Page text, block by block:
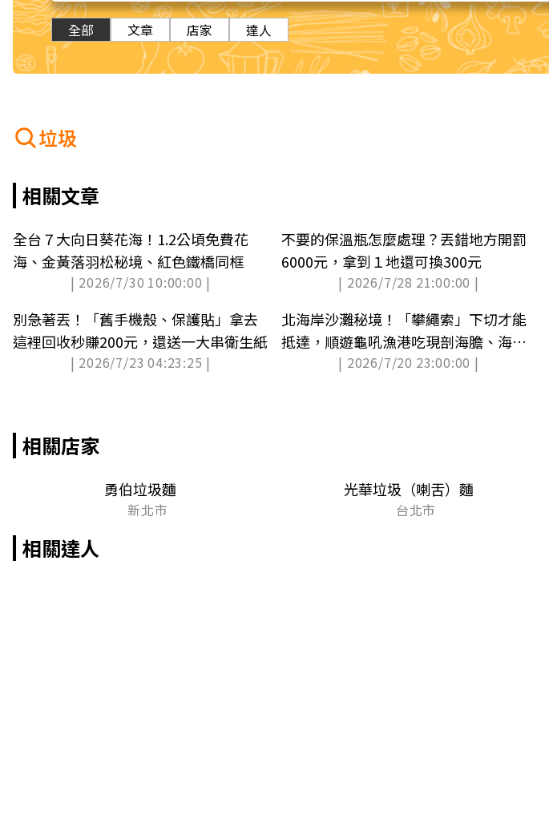
全部 文章 店家 達人
垃圾
相關文章
全台７大向日葵花海！1.2公頃免費花
海、金黃落羽松秘境、紅色鐵橋同框
| 2026/7/30 10:00:00 |
不要的保溫瓶怎麼處理？丟錯地方開罰
6000元，拿到１地還可換300元
| 2026/7/28 21:00:00 |
別急著丟！「舊手機殼、保護貼」拿去
這裡回收秒賺200元，還送一大串衛生紙
| 2026/7/23 04:23:25 |
北海岸沙灘秘境！「攀繩索」下切才能
抵達，順遊龜吼漁港吃現剖海膽、海鮮
| 2026/7/20 23:00:00 |
相關店家
勇伯垃圾麵
新北市
光華垃圾（喇舌）麵
台北市
相關達人